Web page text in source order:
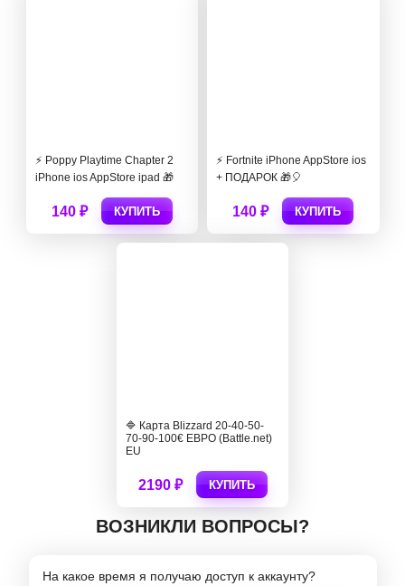
⚡️ Poppy Playtime Chapter 2
iPhone ios AppStore ipad 🎁
140 ₽ КУПИТЬ
⚡️ Fortnite iPhone AppStore ios
+ ПОДАРОК 🎁🎈
140 ₽ КУПИТЬ
🔷 Карта Blizzard 20-40-50-
70-90-100€ ЕВРО (Battle.net)
EU
2190 ₽ КУПИТЬ
ВОЗНИКЛИ ВОПРОСЫ?
На какое время я получаю доступ к аккаунту?